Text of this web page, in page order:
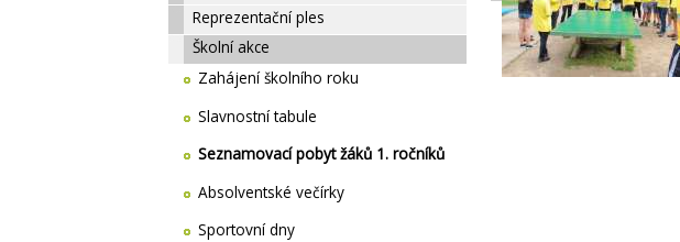
Reprezentační ples
Školní akce
Zahájení školního roku
Slavnostní tabule
Seznamovací pobyt žáků 1. ročníků
Absolventské večírky
Sportovní dny